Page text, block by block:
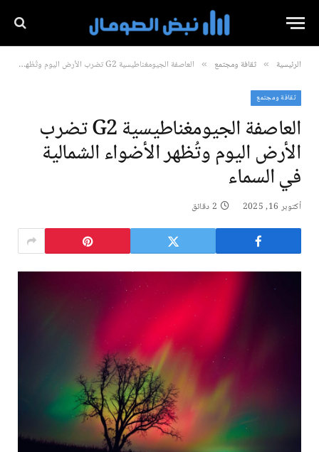
الرئيسية » ثقافة ومجتمع » العاصفة الجيومغناطيسية G2 تضرب الأرض اليوم وتُظهر الأضواء الشمالية في السماء
ثقافة ومجتمع
العاصفة الجيومغناطيسية G2 تضرب
الأرض اليوم وتُظهر الأضواء الشمالية
في السماء
أكتوبر 16, 2025 2 دقائق